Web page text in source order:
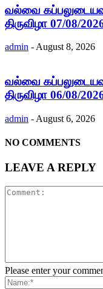
வல்வை
திருவிழா 07/08/
admin - August 8, 2026
வல்வை
திருவிழா 06/08/
admin - August 6, 2026
NO COMMENTS
LEAVE A REPLY
Please enter your